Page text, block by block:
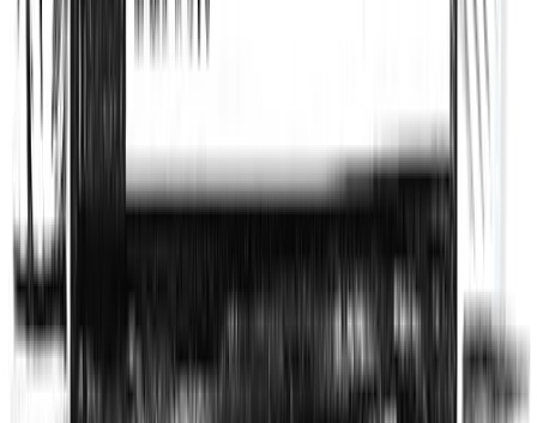
SEO auteur